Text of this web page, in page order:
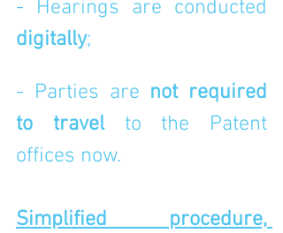
digitally;
- Parties are not required
to travel to the Patent
offices now.
Simplified procedure,